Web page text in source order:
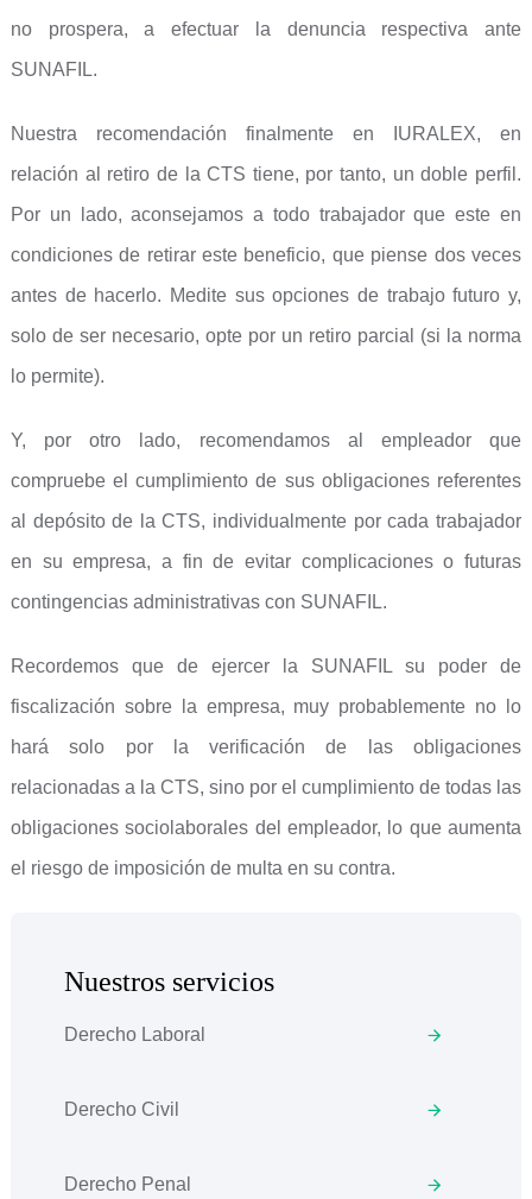
no prospera, a efectuar la denuncia respectiva ante
SUNAFIL.
Nuestra recomendación finalmente en IURALEX, en
relación al retiro de la CTS tiene, por tanto, un doble perfil.
Por un lado, aconsejamos a todo trabajador que este en
condiciones de retirar este beneficio, que piense dos veces
antes de hacerlo. Medite sus opciones de trabajo futuro y,
solo de ser necesario, opte por un retiro parcial (si la norma
lo permite).
Y, por otro lado, recomendamos al empleador que
compruebe el cumplimiento de sus obligaciones referentes
al depósito de la CTS, individualmente por cada trabajador
en su empresa, a fin de evitar complicaciones o futuras
contingencias administrativas con SUNAFIL.
Recordemos que de ejercer la SUNAFIL su poder de
fiscalización sobre la empresa, muy probablemente no lo
hará solo por la verificación de las obligaciones
relacionadas a la CTS, sino por el cumplimiento de todas las
obligaciones sociolaborales del empleador, lo que aumenta
el riesgo de imposición de multa en su contra.
Nuestros servicios
Derecho Laboral
Derecho Civil
Derecho Penal